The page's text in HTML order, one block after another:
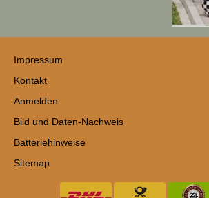
Impressum
Kontakt
Anmelden
Bild und Daten-Nachweis
Batteriehinweise
Sitemap